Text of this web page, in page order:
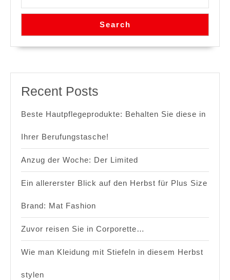
Search
Recent Posts
Beste Hautpflegeprodukte: Behalten Sie diese in
Ihrer Berufungstasche!
Anzug der Woche: Der Limited
Ein allererster Blick auf den Herbst für Plus Size
Brand: Mat Fashion
Zuvor reisen Sie in Corporette…
Wie man Kleidung mit Stiefeln in diesem Herbst
stylen